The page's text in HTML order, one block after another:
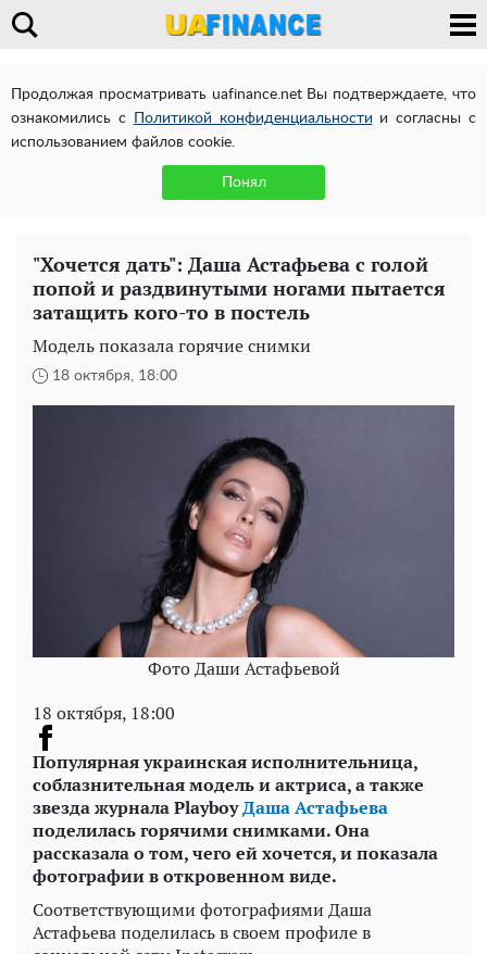
Продолжая просматривать uafinance.net Вы подтверждаете, что
ознакомились с
Политикой конфиденциальности и согласны с
использованием файлов cookie.
Понял
"Хочется дать": Даша Астафьева с голой
попой и раздвинутыми ногами пытается
затащить кого-то в постель
Модель показала горячие снимки
18 октября, 18:00
Фото Даши Астафьевой
18 октября, 18:00
Популярная украинская исполнительница,
соблазнительная модель и актриса, а также
звезда журналаPlayboyДаша Астафьева
поделилась горячими снимками. Она
рассказала о том, чего ей хочется, и показала
фотографии в откровенном виде.
Соответствующими фотографиями Даша
Астафьева поделилась в своем профиле в